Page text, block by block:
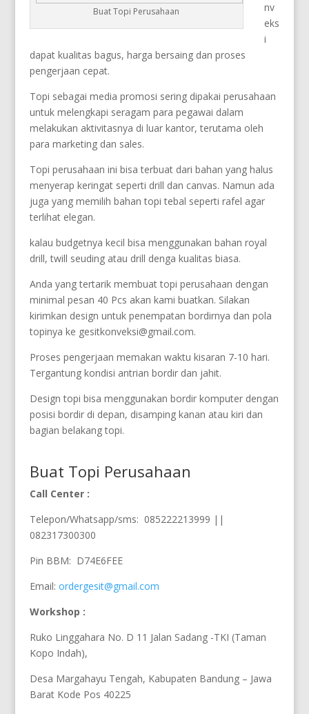
Buat Topi Perusahaan
nv
eks
i
dapat kualitas bagus, harga bersaing dan proses
pengerjaan cepat.
Topi sebagai media promosi sering dipakai perusahaan
untuk melengkapi seragam para pegawai dalam
melakukan aktivitasnya di luar kantor, terutama oleh
para marketing dan sales.
Topi perusahaan ini bisa terbuat dari bahan yang halus
menyerap keringat seperti drill dan canvas. Namun ada
juga yang memilih bahan topi tebal seperti rafel agar
terlihat elegan.
kalau budgetnya kecil bisa menggunakan bahan royal
drill, twill seuding atau drill denga kualitas biasa.
Anda yang tertarik membuat topi perusahaan dengan
minimal pesan 40 Pcs akan kami buatkan. Silakan
kirimkan design untuk penempatan bordirnya dan pola
topinya ke gesitkonveksi@gmail.com.
Proses pengerjaan memakan waktu kisaran 7-10 hari.
Tergantung kondisi antrian bordir dan jahit.
Design topi bisa menggunakan bordir komputer dengan
posisi bordir di depan, disamping kanan atau kiri dan
bagian belakang topi.
Buat Topi Perusahaan
Call Center :
Telepon/Whatsapp/sms: 085222213999 ||
082317300300
Pin BBM: D74E6FEE
Email: ordergesit@gmail.com
Workshop :
Ruko Linggahara No. D 11 Jalan Sadang -TKI (Taman
Kopo Indah),
Desa Margahayu Tengah, Kabupaten Bandung – Jawa
Barat Kode Pos 40225